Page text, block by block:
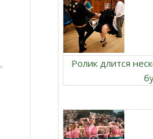
Ролик длится